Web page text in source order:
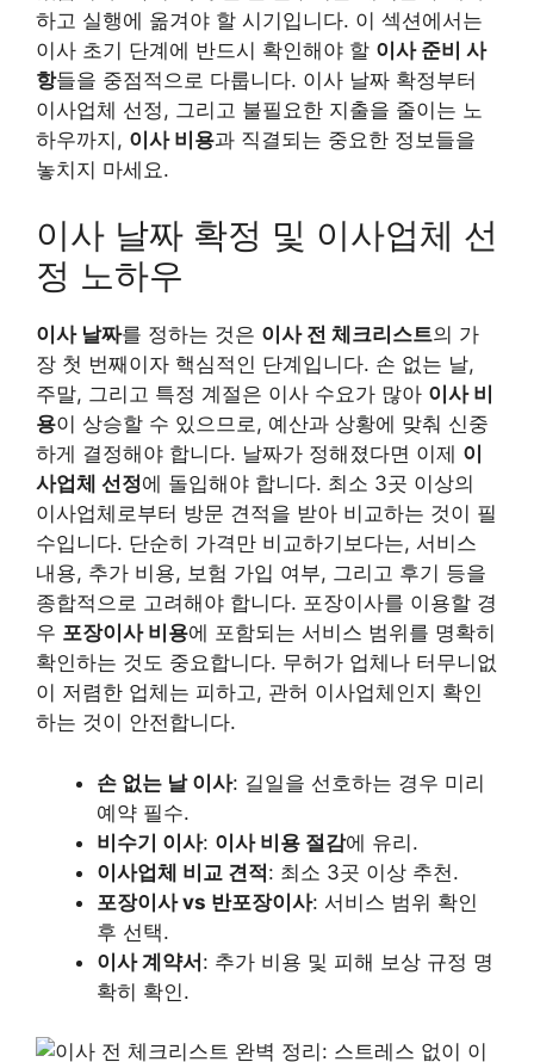
하고 실행에 옮겨야 할 시기입니다. 이 섹션에서는
이사 초기 단계에 반드시 확인해야 할 이사 준비 사
항들을 중점적으로 다룹니다. 이사 날짜 확정부터
이사업체 선정, 그리고 불필요한 지출을 줄이는 노
하우까지, 이사 비용과 직결되는 중요한 정보들을
놓치지 마세요.
이사 날짜 확정 및 이사업체 선
정 노하우
이사 날짜를 정하는 것은 이사 전 체크리스트의 가
장 첫 번째이자 핵심적인 단계입니다. 손 없는 날,
주말, 그리고 특정 계절은 이사 수요가 많아 이사 비
용이 상승할 수 있으므로, 예산과 상황에 맞춰 신중
하게 결정해야 합니다. 날짜가 정해졌다면 이제 이
사업체 선정에 돌입해야 합니다. 최소 3곳 이상의
이사업체로부터 방문 견적을 받아 비교하는 것이 필
수입니다. 단순히 가격만 비교하기보다는, 서비스
내용, 추가 비용, 보험 가입 여부, 그리고 후기 등을
종합적으로 고려해야 합니다. 포장이사를 이용할 경
우 포장이사 비용에 포함되는 서비스 범위를 명확히
확인하는 것도 중요합니다. 무허가 업체나 터무니없
이 저렴한 업체는 피하고, 관허 이사업체인지 확인
하는 것이 안전합니다.
손 없는 날 이사: 길일을 선호하는 경우 미리
예약 필수.
비수기 이사: 이사 비용 절감에 유리.
이사업체 비교 견적: 최소 3곳 이상 추천.
포장이사 vs 반포장이사: 서비스 범위 확인
후 선택.
이사 계약서: 추가 비용 및 피해 보상 규정 명
확히 확인.